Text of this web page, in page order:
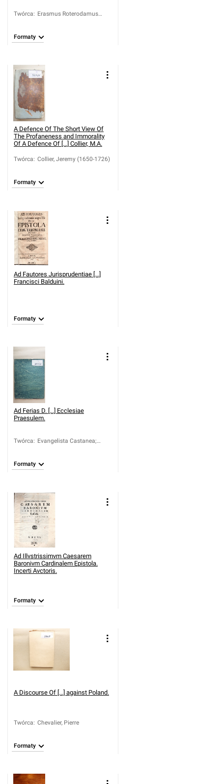
Twórca: Erasmus Roterodamus
Formaty
A Defence Of The Short View Of
The Profaneness and Immorality
Of A Defence Of [...] Collier, M.A.
Twórca: Collier, Jeremy (1650-1726)
Formaty
Ad Fautores Jurisprudentiae [...]
Francisci Balduini.
Formaty
Ad Ferias D. [...] Ecclesiae
Praesulem.
Twórca: Evangelista Castanea;
Formaty
Ad Illvstrissimvm Caesarem
Baronivm Cardinalem Epistola.
Incerti Avctoris.
Formaty
A Discourse Of [...] against Poland.
Twórca: Chevalier, Pierre
Formaty